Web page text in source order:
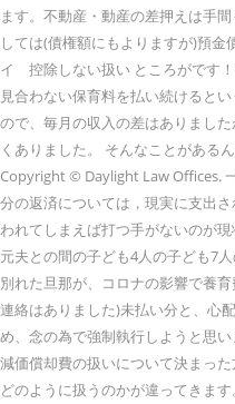
ます。不動産・動産の差押えは手
しては(債権額にもよりますが)預金
イ 控除しない扱い ところがです
見合わない保育料を払い続けると
ので、毎月の収入の差はありまし
くありました。 そんなことがあ
Copyright © Daylight Law Offices.
分の返済については，現実に支出
われてしまえば打つ手がないのが
元夫との間の子ども4人の子ども7
別れた旦那が、コロナの影響で養
連絡はありました)未払い分と、心
め、念の為で強制執行しようと思
減価償却費の扱いについて決まっ
どのように扱うのかが違ってきま